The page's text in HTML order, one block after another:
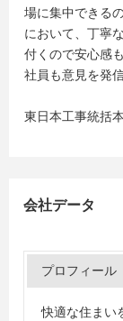
場に集中できる
において、丁寧
付くので安心感
社員も意見を発
東日本工事統括
会社データ
プロフィール
快適な住まい